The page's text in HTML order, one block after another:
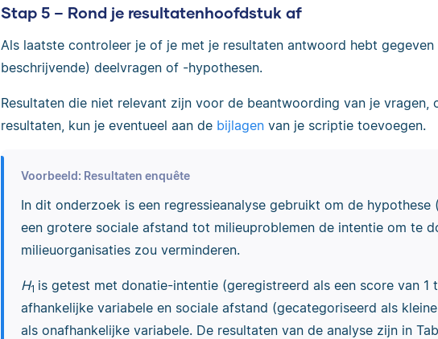
Stap 5 – Rond je resultatenhoofdstuk af
Als laatste controleer je of je met je resultaten antwoord hebt
beschrijvende) deelvragen of -hypothesen.
Resultaten die niet relevant zijn voor de beantwoording van je vragen,
resultaten, kun je eventueel aan de bijlagen van je scriptie toevoegen.
Voorbeeld: Resultaten enquête
In dit onderzoek is een regressieanalyse gebruikt om de hypothese (
een grotere sociale afstand tot milieuproblemen de intentie om te
milieuorganisaties zou verminderen.
H1 is getest met donatie-intentie (geregistreerd als een score van 1
afhankelijke variabele en sociale afstand (gecategoriseerd als
als onafhankelijke variabele. De resultaten van de analyse zijn in